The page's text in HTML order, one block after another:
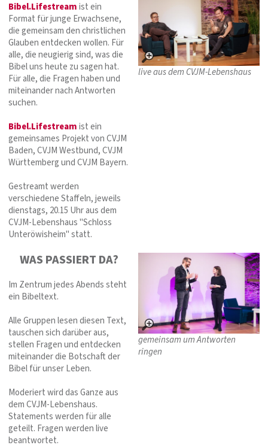
Bibel.Lifestreamist ein
Format für junge Erwachsene,
die gemeinsam den christlichen
Glauben entdecken wollen. Für
alle, die neugierig sind, was die
Bibel uns heute zu sagen hat.
Für alle, die Fragen haben und
miteinander nach Antworten
suchen.
Bibel.Lifestreamist ein
gemeinsames Projekt von CVJM
Baden, CVJM Westbund, CVJM
Württemberg und CVJM Bayern.
Gestreamt werden
verschiedene Staffeln, jeweils
dienstags, 20.15 Uhr aus dem
CVJM-Lebenshaus "Schloss
Unteröwisheim" statt.
live aus dem CVJM-Lebenshaus
WAS PASSIERT DA?
Im Zentrum jedes Abends steht
ein Bibeltext.
Alle Gruppen lesen diesen Text,
tauschen sich darüber aus,
stellen Fragen und entdecken
miteinander die Botschaft der
Bibel für unser Leben.
Moderiert wird das Ganze aus
dem CVJM-Lebenshaus.
Statements werden für alle
geteilt. Fragen werden live
beantwortet.
gemeinsam um Antworten
ringen